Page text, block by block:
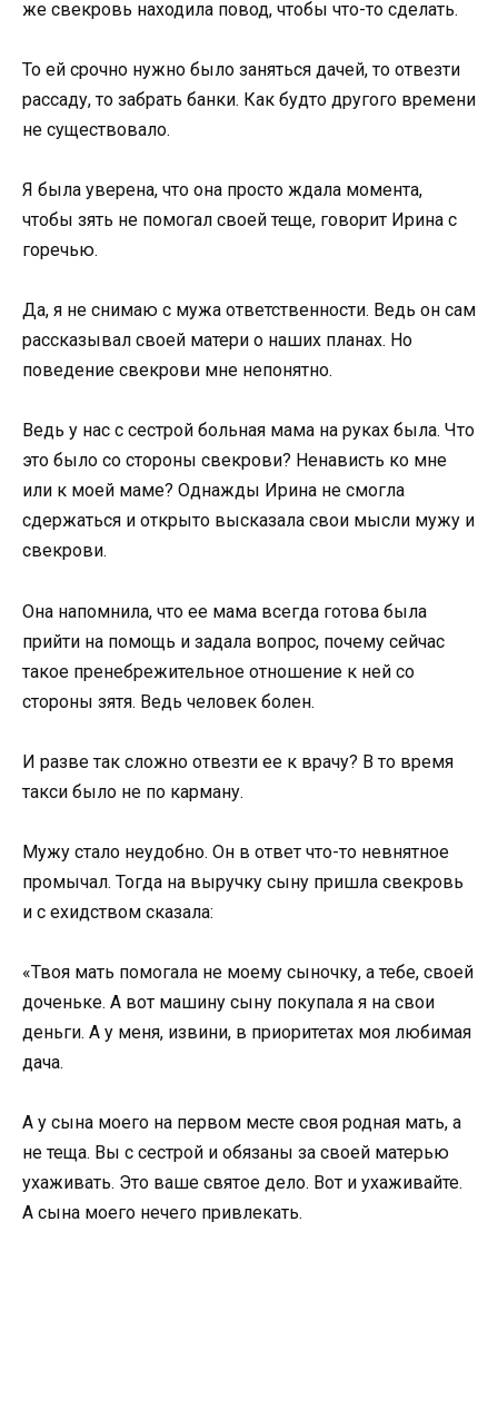
же свекровь находила повод, чтобы что-то сделать.
То ей срочно нужно было заняться дачей, то отвезти
рассаду, то забрать банки. Как будто другого времени
не существовало.
Я была уверена, что она просто ждала момента,
чтобы зять не помогал своей теще, говорит Ирина с
горечью.
Да, я не снимаю с мужа ответственности. Ведь он сам
рассказывал своей матери о наших планах. Но
поведение свекрови мне непонятно.
Ведь у нас с сестрой больная мама на руках была. Что
это было со стороны свекрови? Ненависть ко мне
или к моей маме? Однажды Ирина не смогла
сдержаться и открыто высказала свои мысли мужу и
свекрови.
Она напомнила, что ее мама всегда готова была
прийти на помощь и задала вопрос, почему сейчас
такое пренебрежительное отношение к ней со
стороны зятя. Ведь человек болен.
И разве так сложно отвезти ее к врачу? В то время
такси было не по карману.
Мужу стало неудобно. Он в ответ что-то невнятное
промычал. Тогда на выручку сыну пришла свекровь
и с ехидством сказала:
«Твоя мать помогала не моему сыночку, а тебе, своей
доченьке. А вот машину сыну покупала я на свои
деньги. А у меня, извини, в приоритетах моя любимая
дача.
А у сына моего на первом месте своя родная мать, а
не теща. Вы с сестрой и обязаны за своей матерью
ухаживать. Это ваше святое дело. Вот и ухаживайте.
А сына моего нечего привлекать.